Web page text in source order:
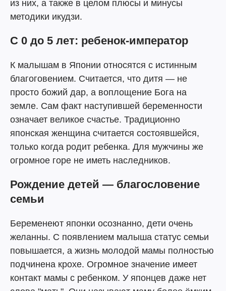
из них, а также в целом плюсы и минусы
методики икудзи.
С 0 до 5 лет: ребенок-император
К малышам в Японии относятся с истинным
благоговением. Считается, что дитя — не
просто божий дар, а воплощение Бога на
земле. Сам факт наступившей беременности
означает великое счастье. Традиционно
японская женщина считается состоявшейся,
только когда родит ребенка. Для мужчины же
огромное горе не иметь наследников.
Рождение детей — благословение
семьи
Беременеют японки осознанно, дети очень
желанны. С появлением малыша статус семьи
повышается, а жизнь молодой мамы полностью
подчинена крохе. Огромное значение имеет
контакт мамы с ребенком. У японцев даже нет